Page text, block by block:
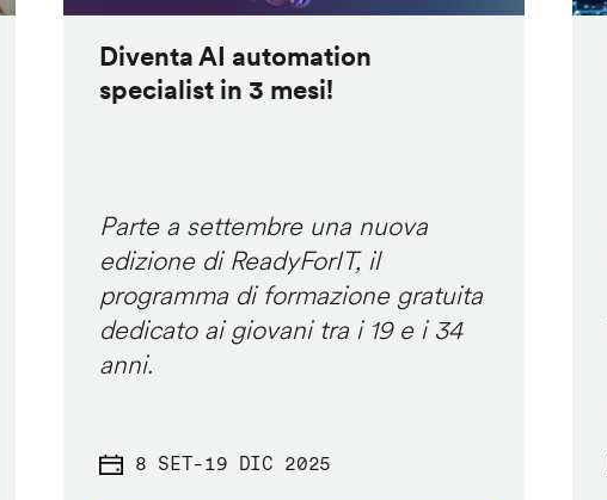
Diventa AI automation
specialist in 3 mesi!
Parte a settembre una nuova
edizione di ReadyForIT, il
programma di formazione gratuita
dedicato ai giovani tra i 19 e i 34
anni.
8 SET-19 DIC 2025